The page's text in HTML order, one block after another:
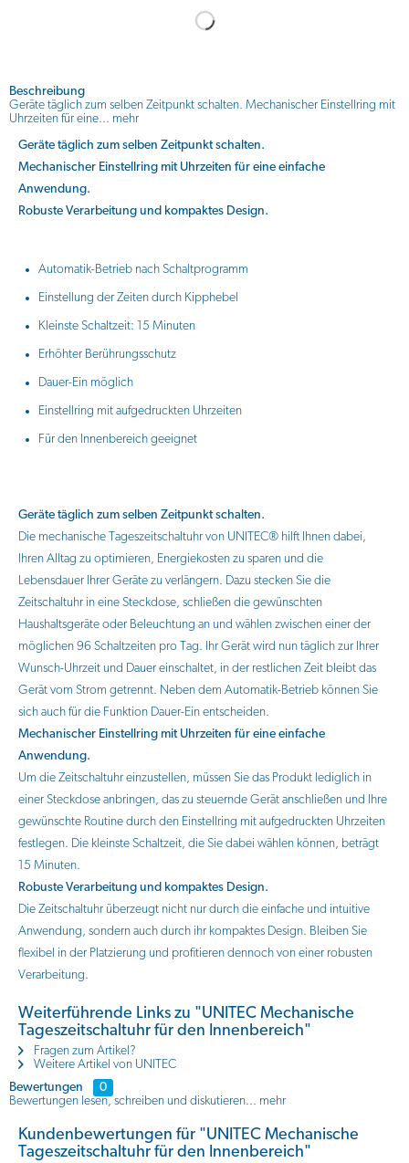
Beschreibung
Geräte täglich zum selben Zeitpunkt schalten. Mechanischer Einstellring mit
Uhrzeiten für eine... mehr
Geräte täglich zum selben Zeitpunkt schalten.
Mechanischer Einstellring mit Uhrzeiten für eine einfache
Anwendung.
Robuste Verarbeitung und kompaktes Design.
Automatik-Betrieb nach Schaltprogramm
Einstellung der Zeiten durch Kipphebel
Kleinste Schaltzeit: 15 Minuten
Erhöhter Berührungsschutz
Dauer-Ein möglich
Einstellring mit aufgedruckten Uhrzeiten
Für den Innenbereich geeignet
Geräte täglich zum selben Zeitpunkt schalten.
Die mechanische Tageszeitschaltuhr von UNITEC® hilft Ihnen dabei,
Ihren Alltag zu optimieren, Energiekosten zu sparen und die
Lebensdauer Ihrer Geräte zu verlängern. Dazu stecken Sie die
Zeitschaltuhr in eine Steckdose, schließen die gewünschten
Haushaltsgeräte oder Beleuchtung an und wählen zwischen einer der
möglichen 96 Schaltzeiten pro Tag. Ihr Gerät wird nun täglich zur Ihrer
Wunsch-Uhrzeit und Dauer einschaltet, in der restlichen Zeit bleibt das
Gerät vom Strom getrennt. Neben dem Automatik-Betrieb können Sie
sich auch für die Funktion Dauer-Ein entscheiden.
Mechanischer Einstellring mit Uhrzeiten für eine einfache
Anwendung.
Um die Zeitschaltuhr einzustellen, müssen Sie das Produkt lediglich in
einer Steckdose anbringen, das zu steuernde Gerät anschließen und Ihre
gewünschte Routine durch den Einstellring mit aufgedruckten Uhrzeiten
festlegen. Die kleinste Schaltzeit, die Sie dabei wählen können, beträgt
15 Minuten.
Robuste Verarbeitung und kompaktes Design.
Die Zeitschaltuhr überzeugt nicht nur durch die einfache und intuitive
Anwendung, sondern auch durch ihr kompaktes Design. Bleiben Sie
flexibel in der Platzierung und profitieren dennoch von einer robusten
Verarbeitung.
Weiterführende Links zu "UNITEC Mechanische
Tageszeitschaltuhr für den Innenbereich"
Fragen zum Artikel?
Weitere Artikel von UNITEC
Bewertungen
0
Bewertungen lesen, schreiben und diskutieren... mehr
Kundenbewertungen für "UNITEC Mechanische
Tageszeitschaltuhr für den Innenbereich"